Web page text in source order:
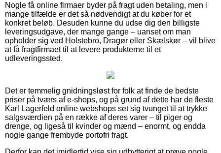
Nogle få online firmaer byder på fragt uden betaling, men i
mange tilfælde er det så nødvendigt at du køber for et
konkret beløb. Desuden kunne du udse dig den billigste
leveringsudgave, der mange gange – uanset om man
opholder sig ved Holstebro, Dragør eller Skælskør – vil blive
at få fragtfirmaet til at levere produkterne til et
udleveringssted.
Det er temmelig gnidningsløst for folk at finde de bedste
priser på tværs af e-shops, og på grund af dette har de fleste
Karl Lagerfeld online webshops set sig tvunget til at trykke
salgsværdien på en række af deres varer – til piger og
drenge, og ligeså til kvinder og mænd – enormt, og endda
nogle gange frembyde portofri fragt.